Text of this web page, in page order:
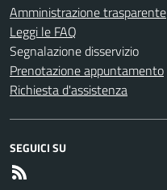
Amministrazione trasparente
Leggi le FAQ
Segnalazione disservizio
Prenotazione appuntamento
Richiesta d'assistenza
SEGUICI SU